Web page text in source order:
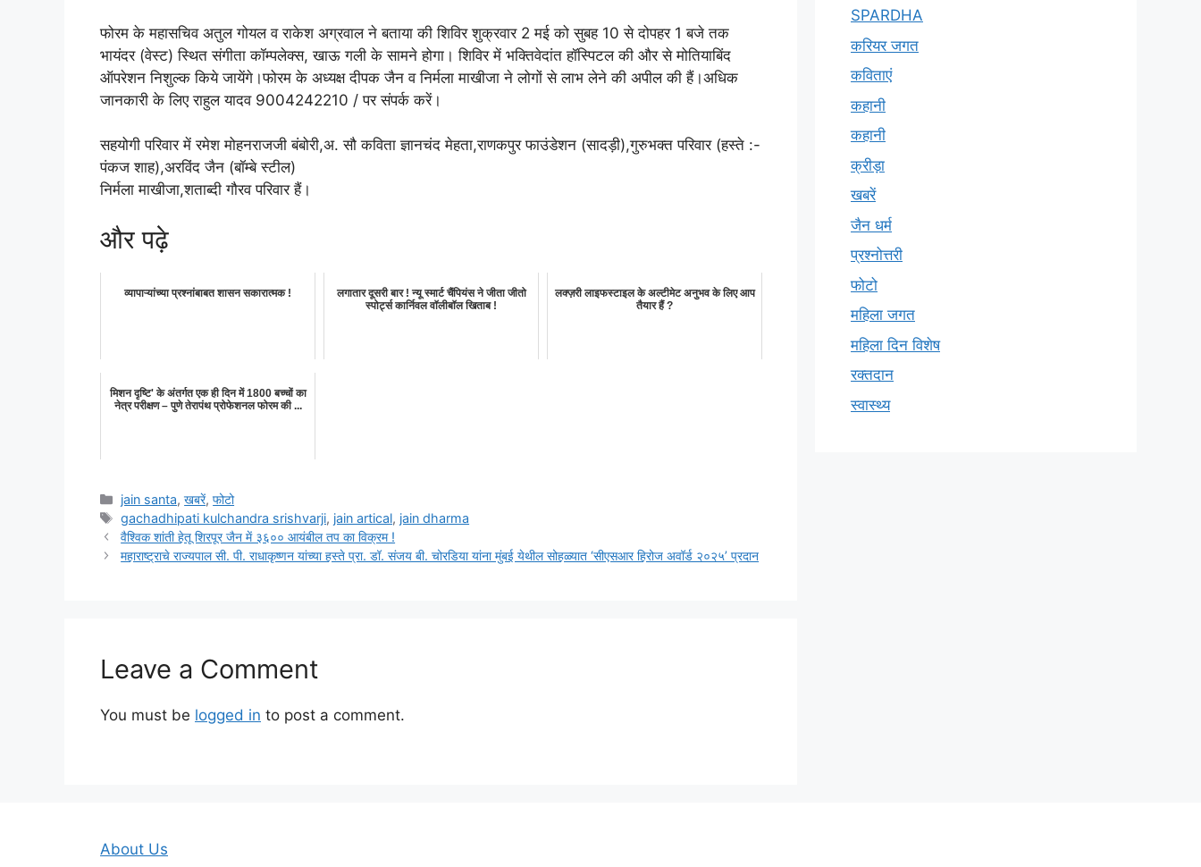
फोरम के महासचिव अतुल गोयल व राकेश अग्रवाल ने बताया की शिविर शुक्रवार 2 मई को सुबह 10 से दोपहर 1 बजे तक
भायंदर (वेस्ट) स्थित संगीता कॉम्पलेक्स, खाऊ गली के सामने होगा। शिविर में भक्तिवेदांत हॉस्पिटल की और से मोतियाबिंद
ऑपरेशन निशुल्क किये जायेंगे।फोरम के अध्यक्ष दीपक जैन व निर्मला माखीजा ने लोगों से लाभ लेने की अपील की हैं।अधिक
जानकारी के लिए राहुल यादव 9004242210 / पर संपर्क करें।
सहयोगी परिवार में रमेश मोहनराजजी बंबोरी,अ. सौ कविता ज्ञानचंद मेहता,राणकपुर फाउंडेशन (सादड़ी),गुरुभक्त परिवार (हस्ते :-
पंकज शाह),अरविंद जैन (बॉम्बे स्टील)
निर्मला माखीजा,शताब्दी गौरव परिवार हैं।
और पढ़े
व्यापाऱ्यांच्या प्रश्नांबाबत शासन सकारात्मक !
लगातार दूसरी बार ! न्यू स्मार्ट चैंपियंस ने जीता जीतो
स्पोर्ट्स कार्निवल वॉलीबॉल खिताब !
लक्ज़री लाइफस्टाइल के अल्टीमेट अनुभव के लिए आप
तैयार हैं ?
मिशन दृष्टि' के अंतर्गत एक ही दिन में 1800 बच्चों का
नेत्र परीक्षण – पुणे तेरापंथ प्रोफेशनल फोरम की ...
Categories
jain santa,खबरें,फोटो
Tags
gachadhipati kulchandra srishvarji, jain artical, jain dharma
वैश्विक शांती हेतू शिरपूर जैन में ३६०० आयंबील तप का विक्रम !
महाराष्ट्राचे राज्यपाल सी. पी. राधाकृष्णन यांच्या हस्ते प्रा. डॉ. संजय बी. चोरडिया यांना मुंबई येथील सोहळ्यात ‘सीएसआर हिरोज अवॉर्ड २०२५’ प्रदान
Leave a Comment
You must be logged in to post a comment.
SPARDHA
करियर जगत
कविताएं
कहानी
कहानी
क्रीड़ा
खबरें
जैन धर्म
प्रश्नोत्तरी
फोटो
महिला जगत
महिला दिन विशेष
रक्तदान
स्वास्थ्य
About Us